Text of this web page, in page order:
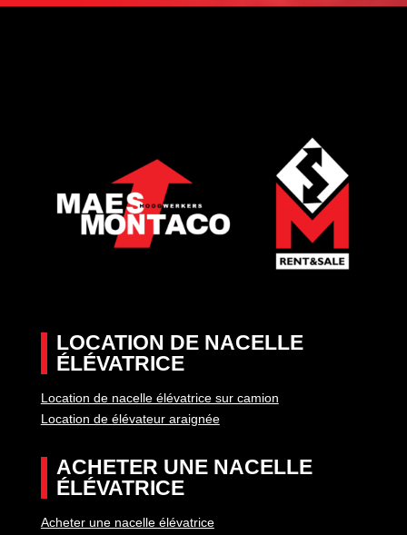
LOCATION DE NACELLE
ÉLÉVATRICE
Location de nacelle élévatrice sur camion
Location de élévateur araignée
ACHETER UNE NACELLE
ÉLÉVATRICE
Acheter une nacelle élévatrice